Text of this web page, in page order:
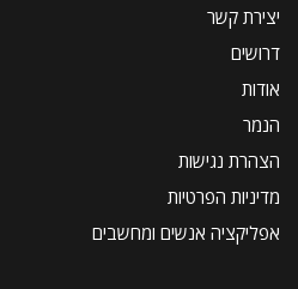
יצירת קשר
דרושים
אודות
הנמר
הצהרת נגישות
מדיניות הפרטיות
אפליקציה אנשים ומחשבים